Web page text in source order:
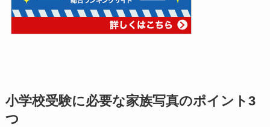
小学校受験に必要な家族写真のポイント3
つ